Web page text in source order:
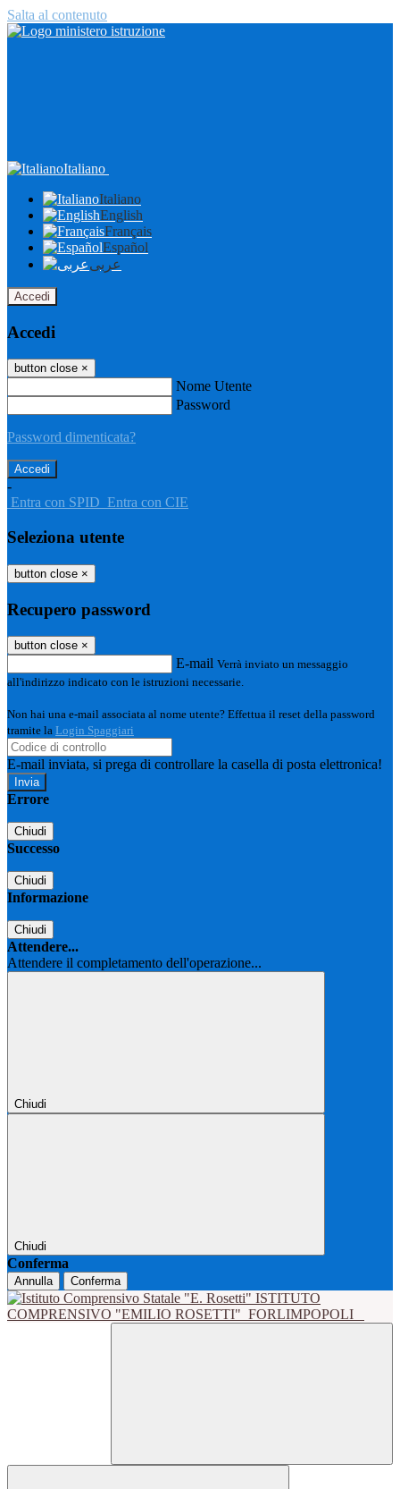
Salta al contenuto
Italiano
Italiano
English
Français
Español
عربى
Accedi
Accedi
button close ×
Nome Utente
Password
Password dimenticata?
-
Entra con SPID Entra con CIE
Seleziona utente
button close ×
Recupero password
button close ×
E-mail Verrà inviato un messaggio
all'indirizzo indicato con le istruzioni necessarie.
Non hai una e-mail associata al nome utente? Effettua il reset della password
tramite la Login Spaggiari
E-mail inviata, si prega di controllare la casella di posta elettronica!
Errore
Chiudi
Successo
Chiudi
Informazione
Chiudi
Attendere...
Attendere il completamento dell'operazione...
Chiudi
Chiudi
Conferma
Annulla Conferma
ISTITUTO
COMPRENSIVO "EMILIO ROSETTI" FORLIMPOPOLI